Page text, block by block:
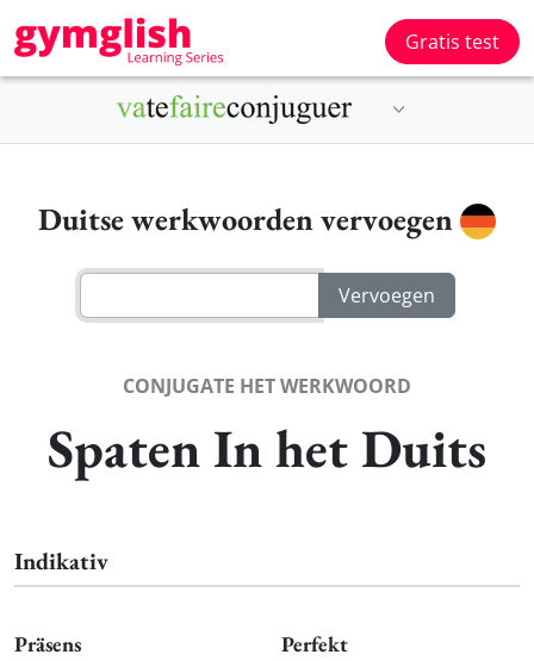
Gratis test
Duitse werkwoorden vervoegen
CONJUGATE HET WERKWOORD
Spaten In het Duits
Indikativ
Präsens Perfekt